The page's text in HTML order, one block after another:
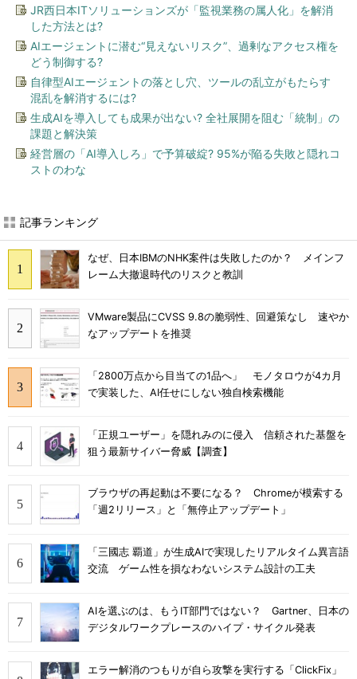
JR西日本ITソリューションズが「監視業務の属人化」を解消
した方法とは?
AIエージェントに潜む“見えないリスク”、過剰なアクセス権を
どう制御する?
自律型AIエージェントの落とし穴、ツールの乱立がもたらす
混乱を解消するには?
生成AIを導入しても成果が出ない? 全社展開を阻む「統制」の
課題と解決策
経営層の「AI導入しろ」で予算破綻? 95%が陥る失敗と隠れコ
ストのわな
記事ランキング
なぜ、日本IBMのNHK案件は失敗したのか？ メインフ
レーム大撤退時代のリスクと教訓
VMware製品にCVSS 9.8の脆弱性、回避策なし 速やか
なアップデートを推奨
「2800万点から目当ての1品へ」 モノタロウが4カ月
で実装した、AI任せにしない独自検索機能
「正規ユーザー」を隠れみのに侵入 信頼された基盤を
狙う最新サイバー脅威【調査】
ブラウザの再起動は不要になる？ Chromeが模索する
「週2リリース」と「無停止アップデート」
「三國志 覇道」が生成AIで実現したリアルタイム異言語
交流 ゲーム性を損なわないシステム設計の工夫
AIを選ぶのは、もうIT部門ではない？ Gartner、日本の
デジタルワークプレースのハイプ・サイクル発表
エラー解消のつもりが自ら攻撃を実行する「ClickFix」